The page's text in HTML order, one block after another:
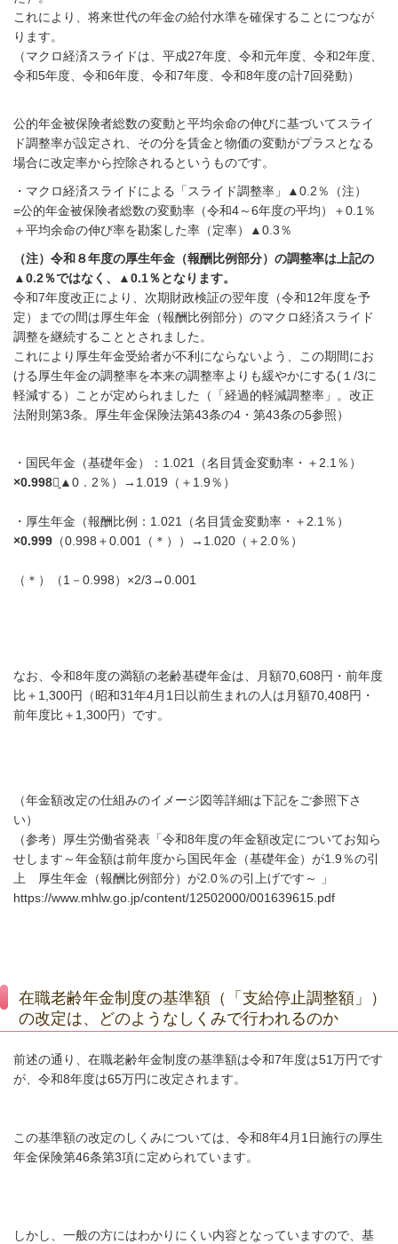
これにより、将来世代の年金の給付水準を確保することにつなが
ります。
（マクロ経済スライドは、平成27年度、令和元年度、令和2年度、
令和5年度、令和6年度、令和7年度、令和8年度の計7回発動）
公的年金被保険者総数の変動と平均余命の伸びに基づいてスライ
ド調整率が設定され、その分を賃金と物価の変動がプラスとなる
場合に改定率から控除されるというものです。
・マクロ経済スライドによる「スライド調整率」▲0.2％（注）
=公的年金被保険者総数の変動率（令和4～6年度の平均）＋0.1％
＋平均余命の伸び率を勘案した率（定率）▲0.3％
（注）令和８年度の厚生年金（報酬比例部分）の調整率は上記の
▲0.2％ではなく、▲0.1％となります。
令和7年度改正により、次期財政検証の翌年度（令和12年度を予
定）までの間は厚生年金（報酬比例部分）のマクロ経済スライド
調整を継続することとされました。
これにより厚生年金受給者が不利にならないよう、この期間にお
ける厚生年金の調整率を本来の調整率よりも緩やかにする(１/3に
軽減する）ことが定められました（「経過的軽減調整率」。改正
法附則第3条。厚生年金保険法第43条の4・第43条の5参照）
・国民年金（基礎年金）：1.021（名目賃金変動率・＋2.1％）
×0.998（̠▲0．2％）→1.019（＋1.9％）
・ 厚生年金（報酬比例：1.021（名目賃金変動率・＋2.1％）
×0.999 （0.998＋0.001（＊））→1.020（＋2.0％）
（＊）（1－0.998）×2/3→0.001
なお、令和8年度の満額の老齢基礎年金は、月額70,608円・前年度
比＋1,300円
（昭和31年4月 1日以前生まれの人は月額70,408円・
前年度比＋1,300円）です。
（年金額改定の仕組みのイメージ図等詳細は下記をご参照下さ
い）
（参考）厚生労働省発表「令和8年度の年金額改定についてお知ら
せします ～年金額は前年度から国民年金（基礎年金）が1.9％の引
上 厚生年金（報酬比例部分）が2.0％の引上げです～
」
https://www.mhlw.go.jp/content/12502000/001639615.pdf
在職老齢年金制度の基準額（「支給停止調整額」）
の改定は、どのようなしくみで行われるのか
前述の通り、在職老齢年金制度の基準額は令和7年度は51万円です
が、令和8年度は65万円に改定されます。
この基準額の改定のしくみについては、令和8年4月1日施行の厚生
年金保険第46条第3項に定められています。
しかし、一般の方にはわかりにくい内容となっていますので、基